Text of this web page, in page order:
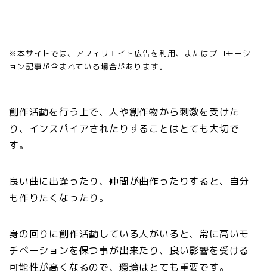
※本サイトでは、アフィリエイト広告を利用、またはプロモーシ
ョン記事が含まれている場合があります。
創作活動を行う上で、人や創作物から刺激を受けた
り、インスパイアされたりすることはとても大切で
す。
良い曲に出逢ったり、仲間が曲作ったりすると、自分
も作りたくなったり。
身の回りに創作活動している人がいると、常に高いモ
チベーションを保つ事が出来たり、良い影響を受ける
可能性が高くなるので、環境はとても重要です。